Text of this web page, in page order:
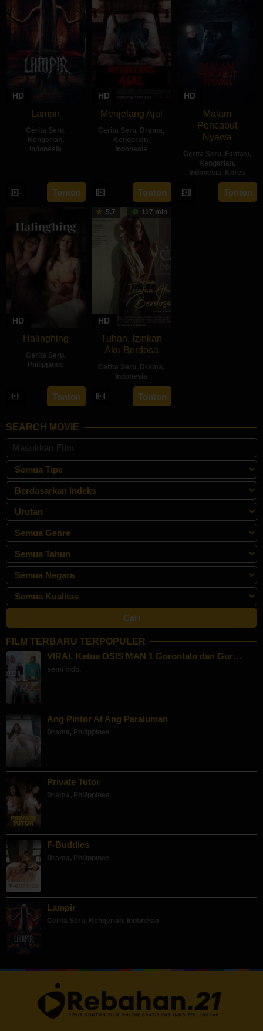
HD
Lampir
Cerita Seru,
Kengerian,
Indonesia
Feb
2024
Gulardi
Tonton
HD
Menjelang Ajal
Cerita Seru, Drama,
Kengerian,
Indonesia
Apr
2024
Daeng
Ratu
Tonton
HD
Malam
Pencabut
Nyawa
Cerita Seru, Fantasi,
Kengerian,
Indonesia, Korea
22
May
Sidharta
Tata
Tonton
HD
Halinghing
Cerita Seru,
Philippines
18
Oct
2024
Jaque
Carlos
Tonton
5.7 117 min
HD
Tuhan, Izinkan
Aku Berdosa
Cerita Seru, Drama,
Indonesia
22
May
Feyhero
Tonton
SEARCH MOVIE
FILM TERBARU TERPOPULER
VIRAL Ketua OSIS MAN 1 Gorontalo dan Gur…
semi indo,
Ang Pintor At Ang Paraluman
Drama, Philippines
Private Tutor
Drama, Philippines
F-Buddies
Drama, Philippines
Lampir
Cerita Seru, Kengerian, Indonesia